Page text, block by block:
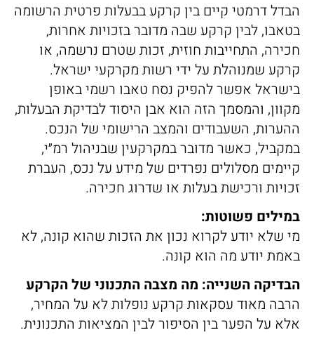
הבדל דרמטי קיים בין קרקע בבעלות פרטית הרשומה
בטאבו, לבין קרקע שבה מדובר בזכויות אחרות,
חכירה, התחייבות חוזית, זכות שטרם נרשמה, או
קרקע שמנוהלת על ידי רשות מקרקעי ישראל.
בישראל אפשר להפיק נסח טאבו רשמי באופן
מקוון, והמסמך הזה הוא אבן היסוד לבדיקת הבעלות,
ההערות, השעבודים והמצב הרישומי של הנכס.
במקביל, כאשר מדובר במקרקעין שבניהול רמ״י,
קיימים מסלולים נפרדים של מידע על נכס, העברת
זכויות ורכישת בעלות או שדרוג חכירה.
במילים פשוטות:
מי שלא יודע לקרוא נכון את הזכות שהוא קונה, לא
באמת יודע מה הוא קונה.
הבדיקה השנייה: מה מצבה התכנוני של הקרקע
הרבה מאוד עסקאות קרקע נופלות לא על המחיר,
אלא על הפער בין הסיפור לבין המציאות התכנונית.